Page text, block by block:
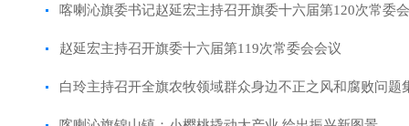
喀喇沁旗委书记赵延宏主持召开旗委十六届第120次常委
赵延宏主持召开旗委十六届第119次常委会会议
白玲主持召开全旗农牧领域群众身边不正之风和腐败问题